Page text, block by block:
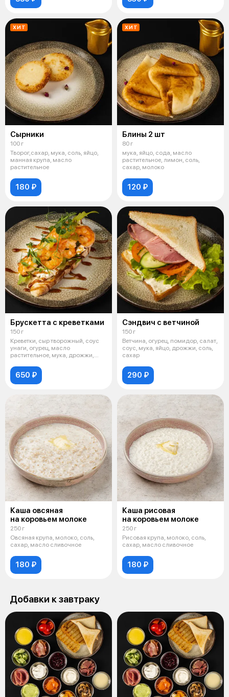
ХИТ
Сырники
100 г
Творог,сахар, мука, соль, яйцо,
манная крупа, масло
растительное
180 ₽
ХИТ
Блины 2 шт
80 г
мука, яйцо, сода, масло
растительное, лимон, соль,
сахар, молоко
120 ₽
Брускетта с креветками
150 г
Креветки, сыр творожный, соус
унаги, огурец, масло
растительное, мука, дрожжи,
650 ₽
Сэндвич с ветчиной
150 г
Ветчина, огурец, помидор, салат,
соус, мука, яйцо, дрожжи, соль,
сахар
290 ₽
Каша овсяная
на коровьем молоке
250 г
Овсяная крупа, молоко, соль,
сахар, масло сливочное
180 ₽
Каша рисовая
на коровьем молоке
250 г
Рисовая крупа, молоко, соль,
сахар, масло сливочное
180 ₽
Добавки к завтраку